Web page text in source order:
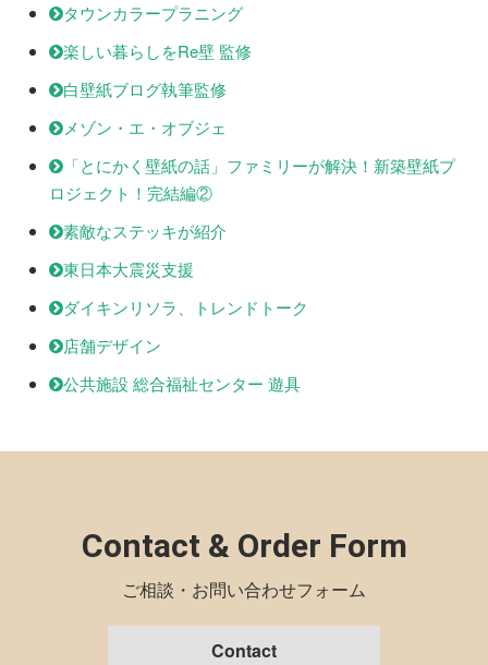
タウンカラープラニング
楽しい暮らしをRe壁 監修
白壁紙ブログ執筆監修
メゾン・エ・オブジェ
「とにかく壁紙の話」ファミリーが解決！新築壁紙プ
ロジェクト！完結編②
素敵なステッキが紹介
東日本大震災支援
ダイキンリソラ、トレンドトーク
店舗デザイン
公共施設 総合福祉センター 遊具
Contact & Order Form
ご相談・お問い合わせフォーム
Contact